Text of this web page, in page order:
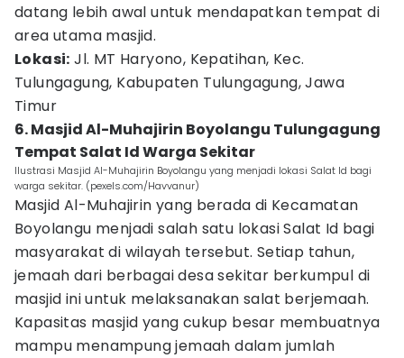
datang lebih awal untuk mendapatkan tempat di
area utama masjid.
Lokasi: Jl. MT Haryono, Kepatihan, Kec.
Tulungagung, Kabupaten Tulungagung, Jawa
Timur
6. Masjid Al-Muhajirin Boyolangu Tulungagung
Tempat Salat Id Warga Sekitar
Ilustrasi Masjid Al-Muhajirin Boyolangu yang menjadi lokasi Salat Id bagi
warga sekitar. (pexels.com/Havvanur)
Masjid Al-Muhajirin yang berada di Kecamatan
Boyolangu menjadi salah satu lokasi Salat Id bagi
masyarakat di wilayah tersebut. Setiap tahun,
jemaah dari berbagai desa sekitar berkumpul di
masjid ini untuk melaksanakan salat berjemaah.
Kapasitas masjid yang cukup besar membuatnya
mampu menampung jemaah dalam jumlah